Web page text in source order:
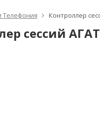
Телефония Контроллер
сессий